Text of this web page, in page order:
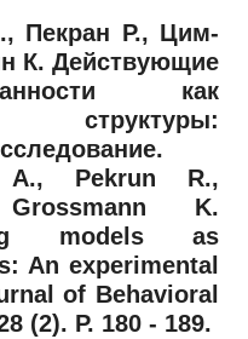
Пекран Р., Цим-
К. Действующие
как
структуры:
Pekrun R.,
K.
models as
An experimental
of Behavioral
(2). P. 180 - 189.